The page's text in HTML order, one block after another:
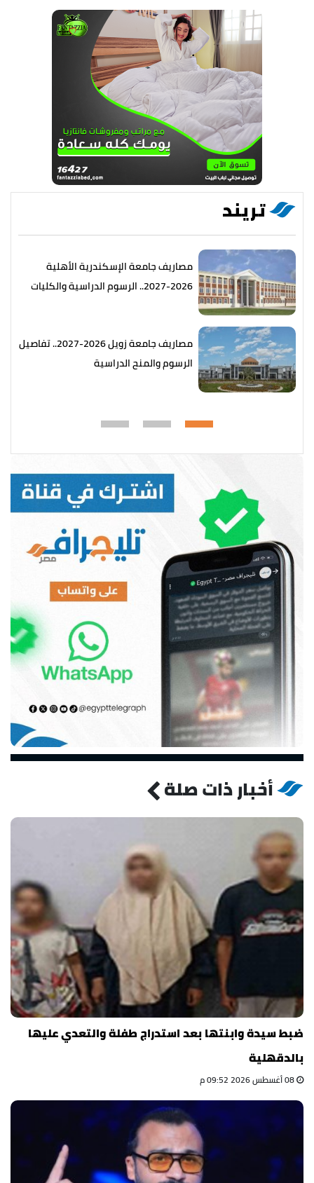
تريند
مصاريف جامعة الإسكندرية الأهلية
2026-2027.. الرسوم الدراسية والكليات
مصاريف جامعة زويل 2026-2027.. تفاصيل
الرسوم والمنح الدراسية
أخبار ذات صلة
ضبط سيدة وابنتها بعد استدراج طفلة والتعدي عليها
بالدقهلية